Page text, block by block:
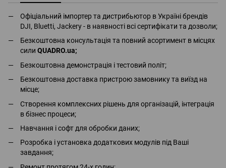
Офіціальний імпортер та дистрибьютор в Україні брендів
DJI, Bluetti, Jackery - в наявності всі сертифікати та дозволи;
Безкоштовна консультація та повний асортимент в місцях
сили QUADRO.ua;
Безкоштовна демонстрація і тестовий політ;
Безкоштовна доставка пристрою замовнику та виїзд на
місце;
Створення комплексних рішень для організацій, інтеграція
в бізнес процеси;
Навчання і софт для обробки даних;
Розробка і установка додаткових модулів під Ваші
завдання;